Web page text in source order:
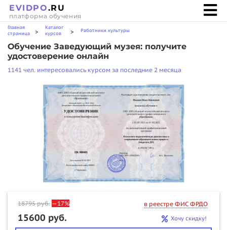
EVIDPO.RU
платформа обучения
Главная
страница
>
Каталог
курсов
> Работники культуры
Обучение Заведующий музея: получите
удостоверение онлайн
1141 чел. интересовались курсом за последние 2 месяца
18795руб. —17% в реестре ФИС ФРДО
15600 руб. Хочу скидку!